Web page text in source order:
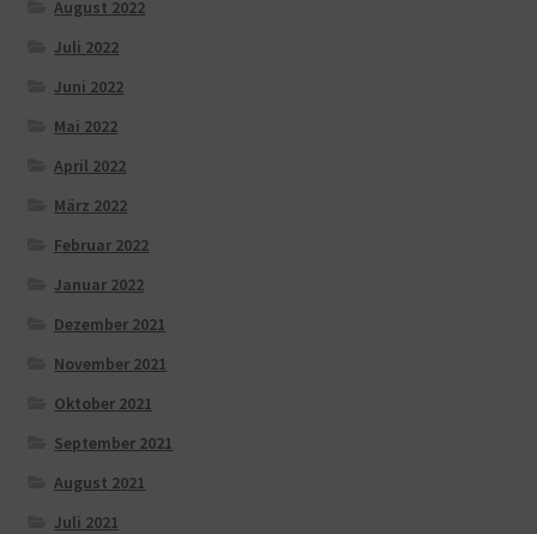
August 2022
Juli 2022
Juni 2022
Mai 2022
April 2022
März 2022
Februar 2022
Januar 2022
Dezember 2021
November 2021
Oktober 2021
September 2021
August 2021
Juli 2021